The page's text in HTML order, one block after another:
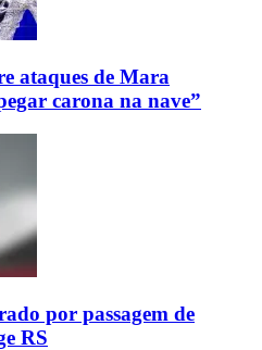
ataques de Mara
carona na nave”
por passagem de
RS